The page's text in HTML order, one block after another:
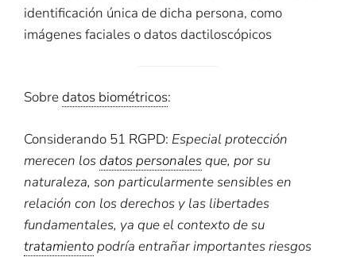
identificación única de dicha persona, como
imágenes faciales o datos dactiloscópicos
Sobredatos biométricos:
Considerando 51 RGPD: Especial protección
merecen losdatos personalesque, por su
naturaleza, son particularmente sensibles en
relación con los derechos y las libertades
fundamentales, ya que el contexto de su
tratamientopodría entrañar importantes riesgos